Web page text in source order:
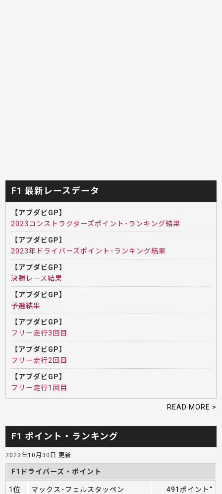
F1 最新レースデータ
【アブダビGP】
2023コンストラクターズポイント･ランキング結果
【アブダビGP】
2023年ドライバーズポイント･ランキング結果
【アブダビGP】
決勝レース結果
【アブダビGP】
予選結果
【アブダビGP】
フリー走行3回目
【アブダビGP】
フリー走行2回目
【アブダビGP】
フリー走行1回目
READ MORE >
F1 ポイント・ランキング
2023年10月30日 更新
F1ドライバーズ・ポイント
1位 マックス･フェルスタッペン 491ポイント"